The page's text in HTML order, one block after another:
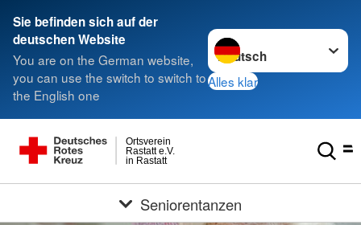
Sie befinden sich auf der
deutschen Website
You are on the German website,
you can use the switch to switch to
the English one
Sprache wechseln zu
Alles klar
in Rastatt
Rastatt e.V.
Ortsverein
Seniorentanzen